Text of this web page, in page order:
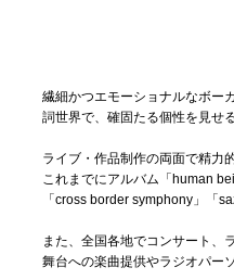
繊細かつエモーショナルなボー
詞世界で、確固たる個性を見せ
ライブ・作品制作の両面で精力
これまでにアルバム「human
「cross border symphony」「
また、全国各地でコンサート、
舞台への楽曲提供やラジオパー